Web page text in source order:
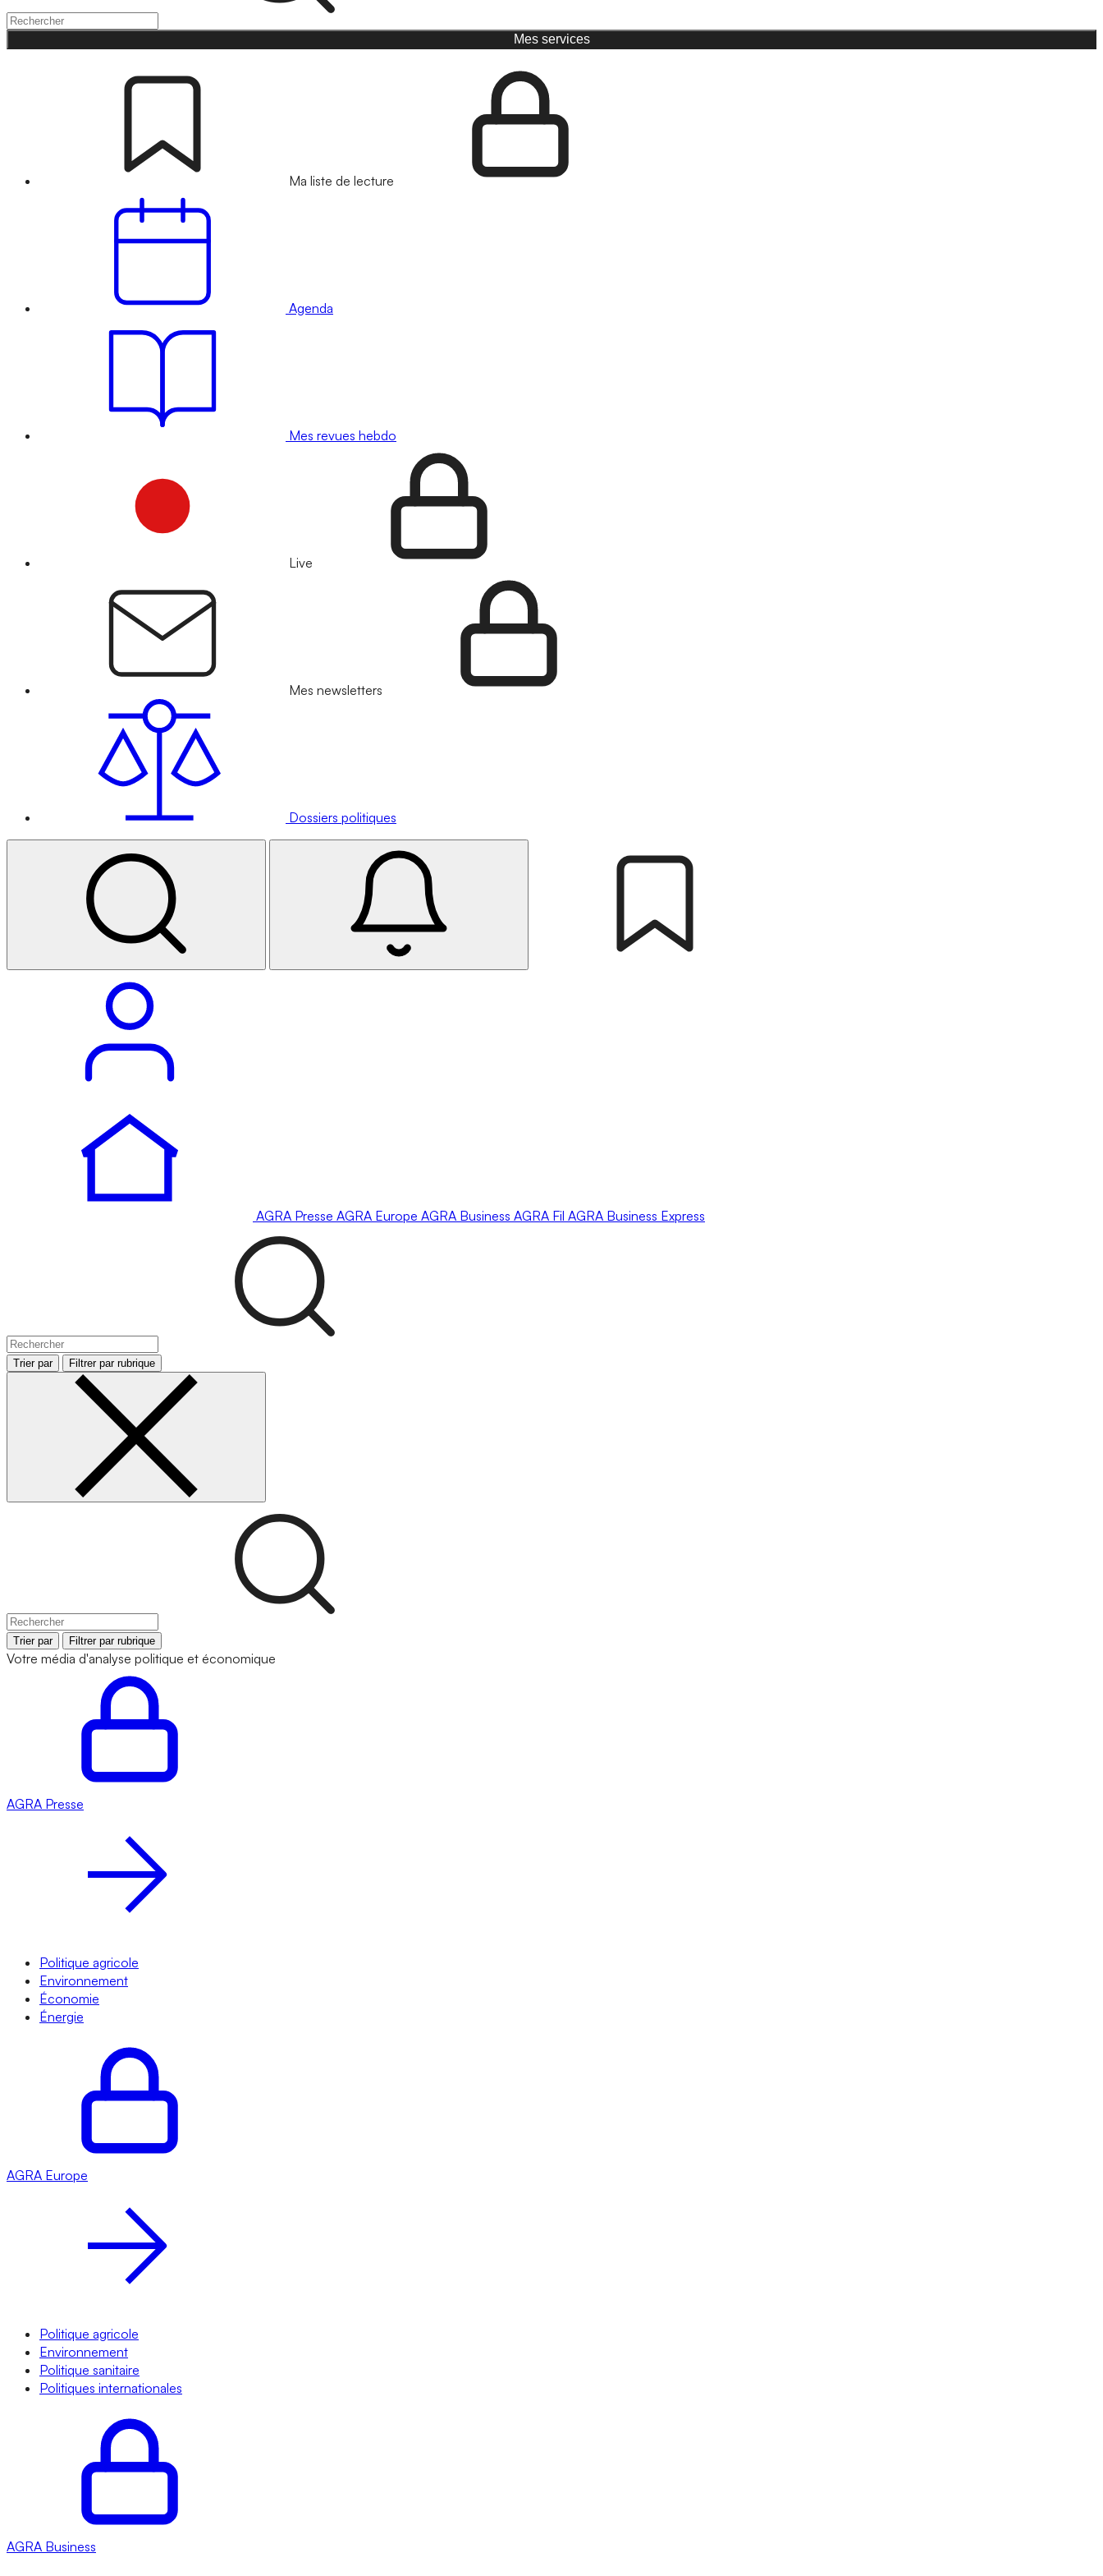
Mes services
Ma liste de lecture
Agenda
Mes revues hebdo
Live
Mes newsletters
Dossiers politiques
AGRA Presse AGRA Europe AGRA Business AGRA Fil AGRA Business Express
Trier par Filtrer par rubrique
Trier par Filtrer par rubrique
Votre média d'analyse politique et économique
AGRA Presse
Politique agricole
Environnement
Économie
Énergie
AGRA Europe
Politique agricole
Environnement
Politique sanitaire
Politiques internationales
AGRA Business